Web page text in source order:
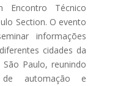
Encontro Técnico
Section. O evento
informações
cidades da
Paulo, reunindo
automação e